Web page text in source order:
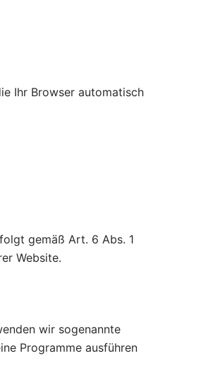
Ihr Browser automatisch
gemäß Art. 6 Abs. 1
Website.
wir sogenannte
Programme ausführen